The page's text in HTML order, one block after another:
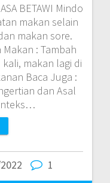
BETAWI Mindo
makan selain
makan sore.
: Tambah
makan lagi di
Baca Juga :
dan Asal
1